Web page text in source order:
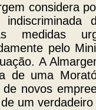
considera
medidas
pelo
A
de uma
de novos
um